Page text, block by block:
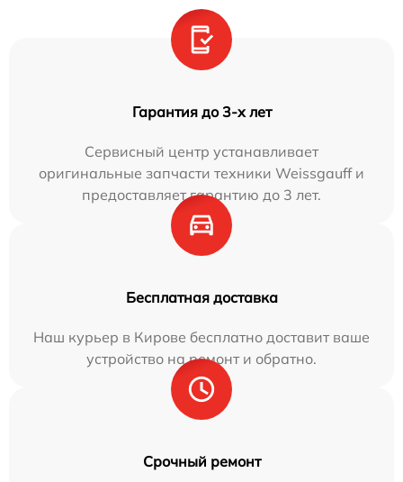
Гарантия до 3-х лет
Сервисный центр устанавливает
оригинальные запчасти техники Weissgauff и
предоставляет гарантию до 3 лет.
Бесплатная доставка
Наш курьер в Кирове бесплатно доставит ваше
устройство на ремонт и обратно.
Срочный ремонт